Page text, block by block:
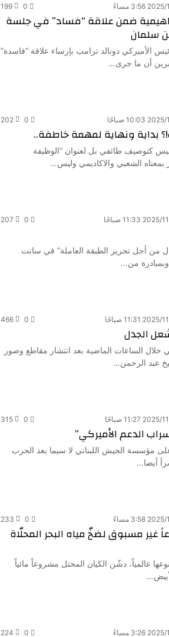
0
199
ضمن علاقة “فساد” في جلسة
سلمان
الأميركي دونالد ترامب بإرساء علاقة “فاسدة”
أن ما جرى…
0
202
بداية ونهاية لمهمة خاطفة..
كتوصيف طائفي بل لعنوان “الوظيفة
الشعبي والاكاديمي وليس…
0
207
النضال من أجل تحرير الطبقة العاملة” في سانت
0
466
الجدل
خلال الساعات الماضية بعد انتشار مقاطع وصور
عبد الرحمن…
0
315
الدعم الأميركي”
مؤسسة الجيش اللبناني لا سيما بعد الحرب
أيضا…
0
233
غير مسبوق لضخّ مياه البحر المحلّاة
عالمياً، دشّن الكيان المحتل مشروعاً مائياً
0
224